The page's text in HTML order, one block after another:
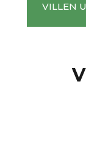
VILLEN